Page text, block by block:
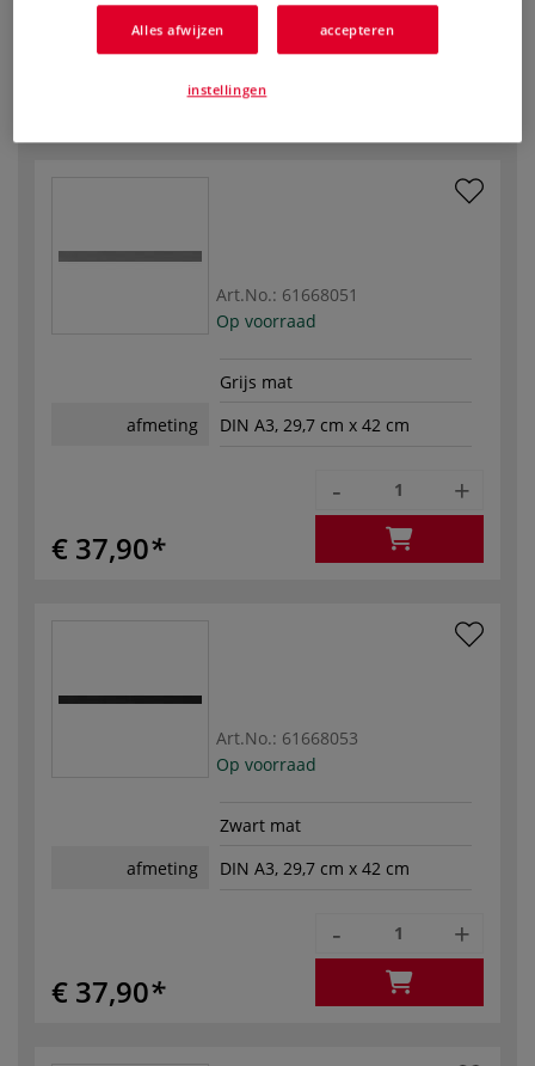
-
Art.No.: 61668051
Op voorraad
Grijs mat
afmeting
DIN A3, 29,7 cm x 42 cm
€ 37,90
- +
Art.No.: 61668053
Op voorraad
Zwart mat
afmeting
DIN A3, 29,7 cm x 42 cm
€ 37,90
- +
Alles afwijzen accepteren
instellingen